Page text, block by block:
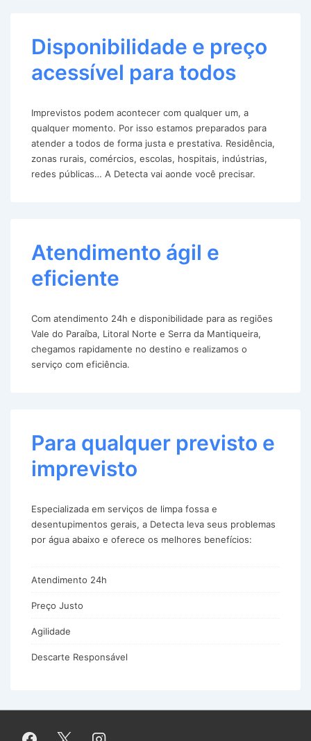
Disponibilidade e preço
acessível para todos
Imprevistos podem acontecer com qualquer um, a
qualquer momento. Por isso estamos preparados para
atender a todos de forma justa e prestativa. Residência,
zonas rurais, comércios, escolas, hospitais, indústrias,
redes públicas… A Detecta vai aonde você precisar.
Atendimento ágil e
eficiente
Com atendimento 24h e disponibilidade para as regiões
Vale do Paraíba, Litoral Norte e Serra da Mantiqueira,
chegamos rapidamente no destino e realizamos o
serviço com eficiência.
Para qualquer previsto e
imprevisto
Especializada em serviços de limpa fossa e
desentupimentos gerais, a Detecta leva seus problemas
por água abaixo e oferece os melhores benefícios:
Atendimento 24h
Preço Justo
Agilidade
Descarte Responsável